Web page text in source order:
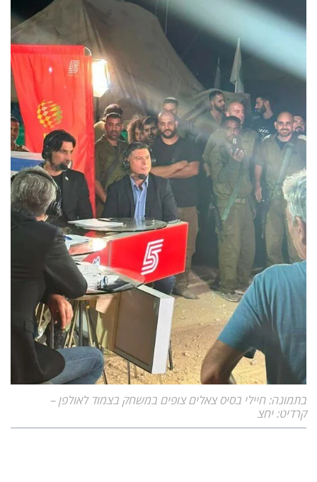
בתמונה: חיילי בסיס צאלים צופים במשחק בצמוד לאולפן –
קרדיט: יחצ